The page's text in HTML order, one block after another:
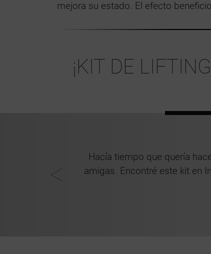
mejora su estado. El efecto
¡KIT DE
Hacía tiempo que quería
amigas. Encontré este kit en